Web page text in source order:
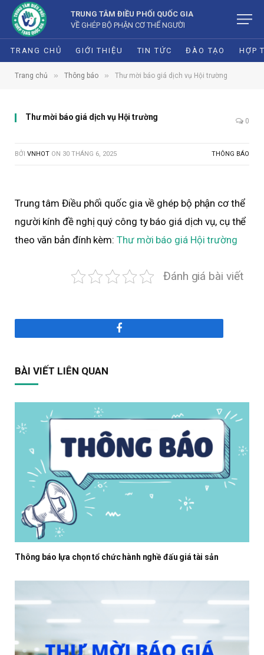
TRUNG TÂM ĐIỀU PHỐI QUỐC GIA
VỀ GHÉP BỘ PHẬN CƠ THỂ NGƯỜI
TRANG CHỦ GIỚI THIỆU TIN TỨC ĐÀO TẠO HỢP
Trang chủ » Thông báo » Thư mời báo giá dịch vụ Hội trường
Thư mời báo giá dịch vụ Hội trường 0
BỞI VNHOT ON 30 THÁNG 6, 2025 THÔNG BÁO
Trung tâm Điều phối quốc gia về ghép bộ phận cơ thể
người kính đề nghị quý công ty báo giá dịch vụ, cụ thể
theo văn bản đính kèm:Thư mời báo giá Hội trường
Đánh giá bài viết
Facebook
BÀI VIẾT LIÊN QUAN
Thông báo lựa chọn tổ chức hành nghề đấu giá tài sản